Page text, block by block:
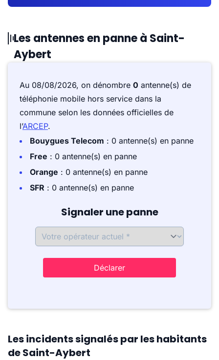
Les antennes en panne à Saint-
Aybert
Au 08/08/2026, on dénombre 0 antenne(s) de
téléphonie mobile hors service dans la
commune selon les données officielles de
l’ARCEP.
Bouygues Telecom : 0 antenne(s) en panne
Free : 0 antenne(s) en panne
Orange : 0 antenne(s) en panne
SFR : 0 antenne(s) en panne
Signaler une panne
Déclarer
Les incidents signalés par les habitants
de Saint-Aybert